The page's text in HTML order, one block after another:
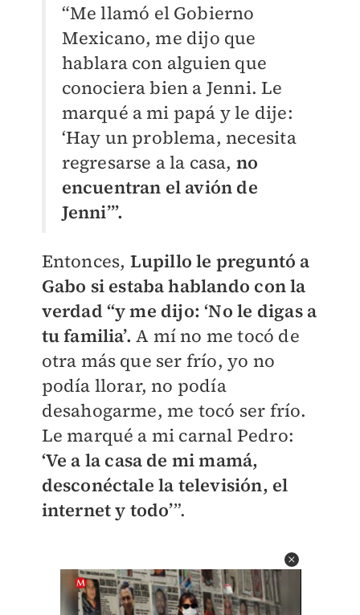
“Me llamó el Gobierno
Mexicano, me dijo que
hablara con alguien que
conociera bien a Jenni. Le
marqué a mi papá y le dije:
‘Hay un problema, necesita
regresarse a la casa, no
encuentran el avión de
Jenni’”.
Entonces, Lupillo le preguntó a
Gabo si estaba hablando con la
verdad “y me dijo: ‘No le digas a
tu familia’. A mí no me tocó de
otra más que ser frío, yo no
podía llorar, no podía
desahogarme, me tocó ser frío.
Le marqué a mi carnal Pedro:
‘Ve a la casa de mi mamá,
desconéctale la televisión, el
internet y todo’”.